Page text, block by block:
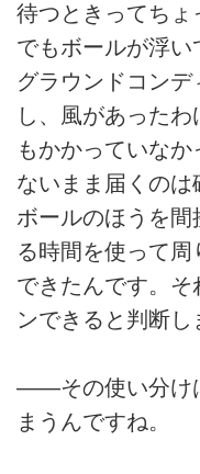
待つときってちょ
でもボールが浮い
グラウンドコン
し、風があった
もかかっていな
ないまま届くのは
ボールのほうを間
る時間を使って
できたんです。
ンできると判断し
――その使い分け
まうんですね。